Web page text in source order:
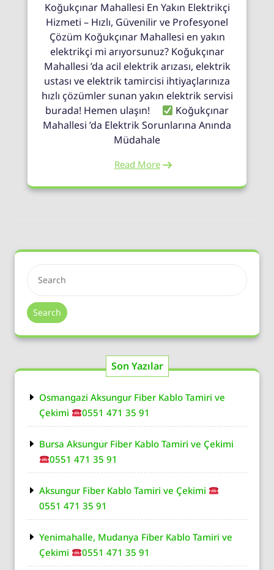
Koğukçınar Mahallesi En Yakın Elektrikçi
Hizmeti – Hızlı, Güvenilir ve Profesyonel
Çözüm Koğukçınar Mahallesi en yakın
elektrikçi mi arıyorsunuz? Koğukçınar
Mahallesi ’da acil elektrik arızası, elektrik
ustası ve elektrik tamircisi ihtiyaçlarınıza
hızlı çözümler sunan yakın elektrik servisi
burada! Hemen ulaşın!
Koğukçınar
Mahallesi ’da Elektrik Sorunlarına Anında
Müdahale
Read More
Search
Son Yazılar
Osmangazi Aksungur Fiber Kablo Tamiri ve
Çekimi
0551 471 35 91
Bursa Aksungur Fiber Kablo Tamiri ve Çekimi
0551 471 35 91
Aksungur Fiber Kablo Tamiri ve Çekimi
0551 471 35 91
Yenimahalle, Mudanya Fiber Kablo Tamiri ve
Çekimi
0551 471 35 91